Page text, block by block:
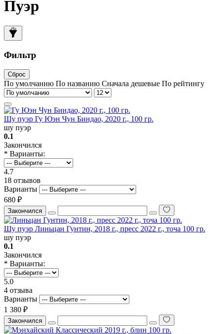
Пуэр
Фильтр
Сброс
По умолчанию По названию Сначала дешевые По рейтингу
Шу пуэр Гу Юэн Чун Биндао, 2020 г., 100 гр.
шу пуэр
0.1
Закончился
* Варианты:
4.7
18 отзывов
Варианты
680 ₽
Закончился
Шу пуэр Линьцан Гунтин, 2018 г., пресс 2022 г., точа 100 гр.
шу пуэр
0.1
Закончился
* Варианты:
5.0
4 отзыва
Варианты
1 380 ₽
Закончился